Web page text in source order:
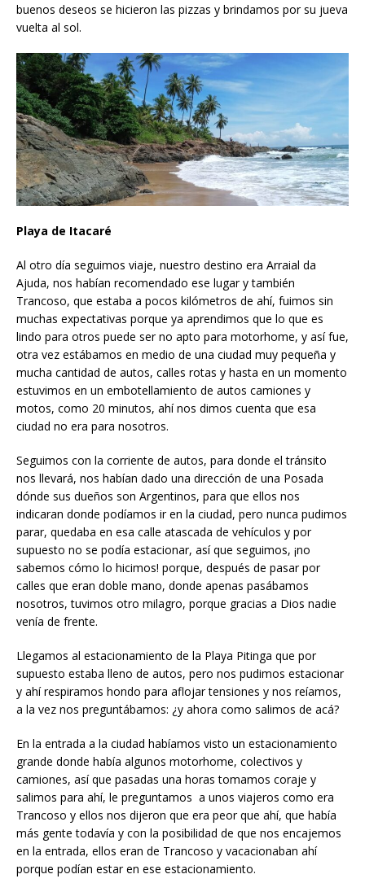
buenos deseos se hicieron las pizzas y brindamos por su jueva
vuelta al sol.
Playa de Itacaré
Al otro día seguimos viaje, nuestro destino era Arraial da
Ajuda, nos habían recomendado ese lugar y también
Trancoso, que estaba a pocos kilómetros de ahí, fuimos sin
muchas expectativas porque ya aprendimos que lo que es
lindo para otros puede ser no apto para motorhome, y así fue,
otra vez estábamos en medio de una ciudad muy pequeña y
mucha cantidad de autos, calles rotas y hasta en un momento
estuvimos en un embotellamiento de autos camiones y
motos, como 20 minutos, ahí nos dimos cuenta que esa
ciudad no era para nosotros.
Seguimos con la corriente de autos, para donde el tránsito
nos llevará, nos habían dado una dirección de una Posada
dónde sus dueños son Argentinos, para que ellos nos
indicaran donde podíamos ir en la ciudad, pero nunca pudimos
parar, quedaba en esa calle atascada de vehículos y por
supuesto no se podía estacionar, así que seguimos, ¡no
sabemos cómo lo hicimos! porque, después de pasar por
calles que eran doble mano, donde apenas pasábamos
nosotros, tuvimos otro milagro, porque gracias a Dios nadie
venía de frente.
Llegamos al estacionamiento de la Playa Pitinga que por
supuesto estaba lleno de autos, pero nos pudimos estacionar
y ahí respiramos hondo para aflojar tensiones y nos reíamos,
a la vez nos preguntábamos: ¿y ahora como salimos de acá?
En la entrada a la ciudad habíamos visto un estacionamiento
grande donde había algunos motorhome, colectivos y
camiones, así que pasadas una horas tomamos coraje y
salimos para ahí, le preguntamos a unos viajeros como era
Trancoso y ellos nos dijeron que era peor que ahí, que había
más gente todavía y con la posibilidad de que nos encajemos
en la entrada, ellos eran de Trancoso y vacacionaban ahí
porque podían estar en ese estacionamiento.